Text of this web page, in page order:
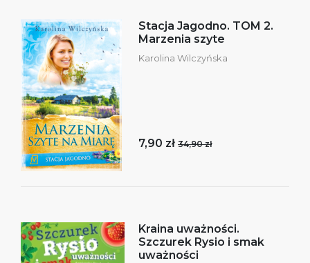
Stacja Jagodno. TOM 2.
Marzenia szyte
Karolina Wilczyńska
7,90 zł 34,90 zł
Kraina uważności.
Szczurek Rysio i smak
uważności